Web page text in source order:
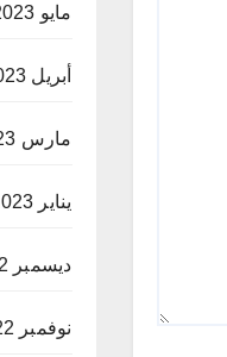
مايو 2023
أبريل 2023
مارس 2023
يناير 2023
ديسمبر 2022
نوفمبر 2022